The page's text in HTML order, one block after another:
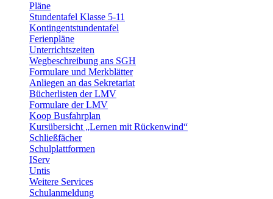
Pläne
Stundentafel Klasse 5-11
Kontingentstundentafel
Ferienpläne
Unterrichtszeiten
Wegbeschreibung ans SGH
Formulare und Merkblätter
Anliegen an das Sekretariat
Bücherlisten der LMV
Formulare der LMV
Koop Busfahrplan
Kursübersicht „Lernen mit Rückenwind“
Schließfächer
Schulplattformen
IServ
Untis
Weitere Services
Schulanmeldung